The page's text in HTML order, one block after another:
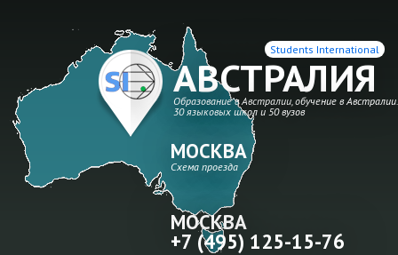
АВСТРАЛИЯ
Образование в Австралии, обучение в Австралии.
30 языковых школ и 50 вузов
Students International
МОСКВА
Схема проезда
МОСКВА
+7 (495) 125-15-76